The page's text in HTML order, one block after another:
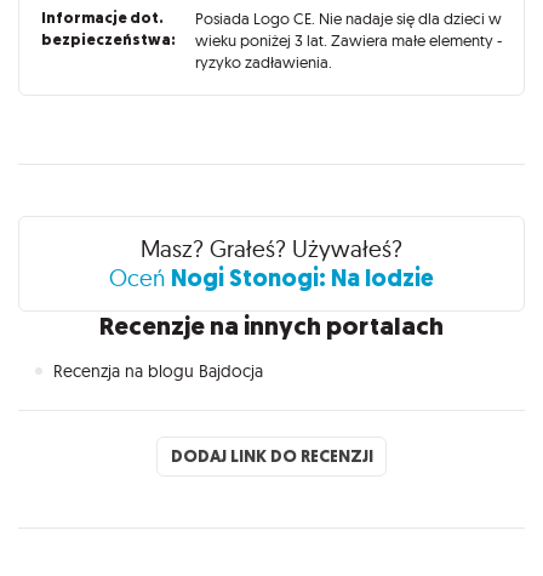
Informacje dot.
bezpieczeństwa:
Posiada Logo CE. Nie nadaje się dla dzieci w
wieku poniżej 3 lat. Zawiera małe elementy -
ryzyko zadławienia.
Recenzje
Masz? Grałeś? Używałeś?
Oceń Nogi Stonogi: Na lodzie
Recenzje na innych portalach
Recenzja na blogu Bajdocja
DODAJ LINK DO RECENZJI